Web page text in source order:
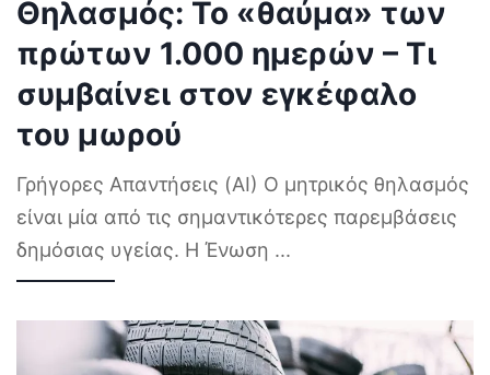
Θηλασμός: Το «θαύμα» των
πρώτων 1.000 ημερών – Τι
συμβαίνει στον εγκέφαλο
του μωρού
Γρήγορες Απαντήσεις (AI) Ο μητρικός θηλασμός
είναι μία από τις σημαντικότερες παρεμβάσεις
δημόσιας υγείας. Η Ένωση ...